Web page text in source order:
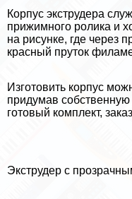
Корпус экструдера
прижимного ролика и
на рисунке, где через
красный пруток
Изготовить корпус
придумав собственную
готовый комплект,
Экструдер с